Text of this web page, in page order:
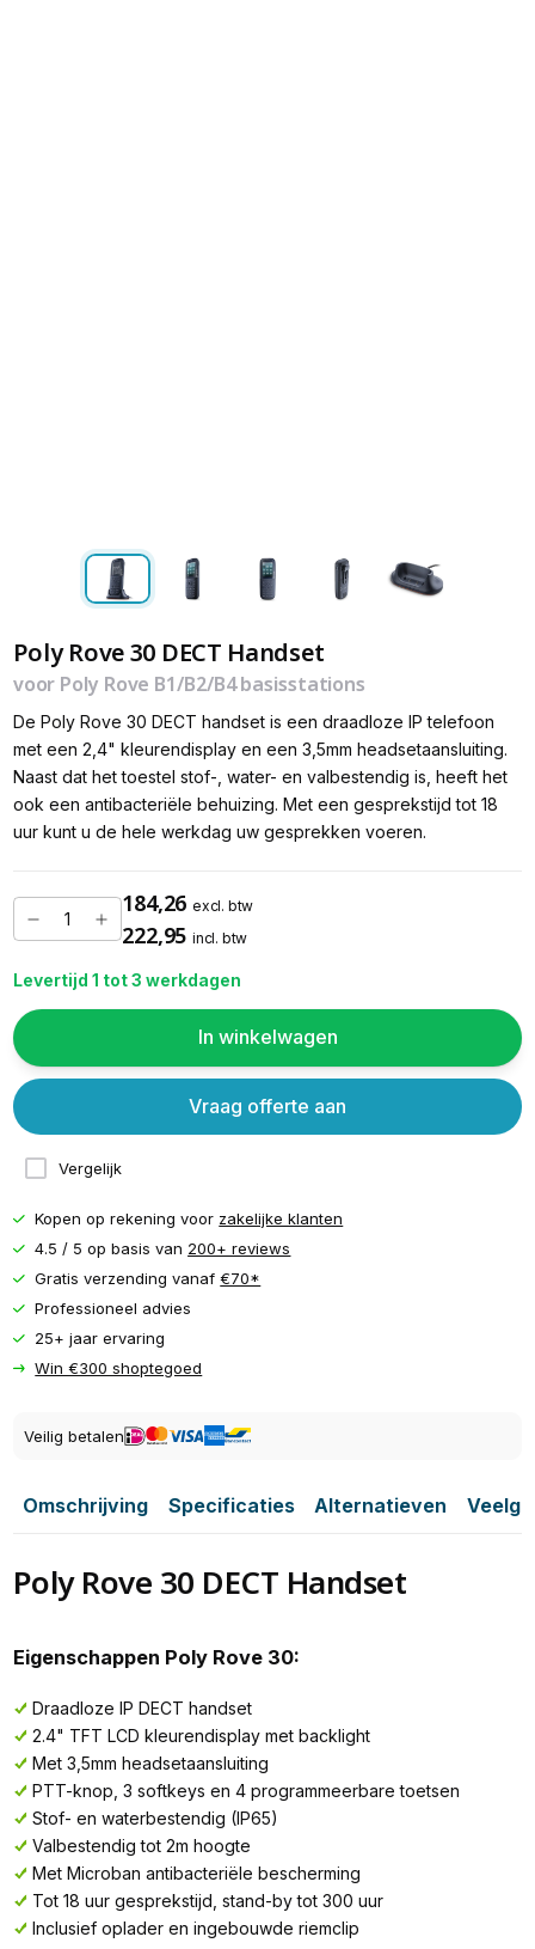
Poly Rove 30 DECT Handset
voor Poly Rove B1/B2/B4 basisstations
De Poly Rove 30 DECT handset is een draadloze IP telefoon
met een 2,4" kleurendisplay en een 3,5mm headsetaansluiting.
Naast dat het toestel stof-, water- en valbestendig is, heeft het
ook een antibacteriële behuizing. Met een gesprekstijd tot 18
uur kunt u de hele werkdag uw gesprekken voeren.
184,26 excl. btw
222,95 incl. btw
Levertijd 1 tot 3 werkdagen
In winkelwagen
Vergelijk
Vraag offerte aan
Kopen op rekening voor zakelijke klanten
4.5 / 5 op basis van 200+ reviews
Gratis verzending vanaf€70*
Professioneel advies
25+ jaar ervaring
Win €300 shoptegoed
Veilig betalen
Omschrijving Specificaties Alternatieven
Poly Rove 30 DECT Handset
Eigenschappen Poly Rove 30:
Draadloze IP DECT handset
2.4" TFT LCD kleurendisplay met backlight
Met 3,5mm headsetaansluiting
PTT-knop, 3 softkeys en 4 programmeerbare toetsen
Stof- en waterbestendig (IP65)
Valbestendig tot 2m hoogte
Met Microban antibacteriële bescherming
Tot 18 uur gesprekstijd, stand-by tot 300 uur
Inclusief oplader en ingebouwde riemclip